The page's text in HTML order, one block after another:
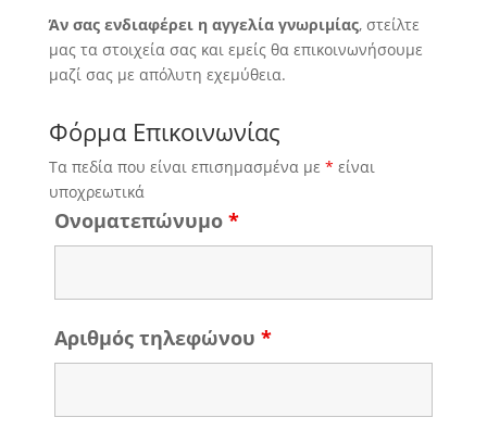
Άν σας ενδιαφέρει η αγγελία γνωριμίας, στείλτε
μας τα στοιχεία σας και εμείς θα επικοινωνήσουμε
μαζί σας με απόλυτη εχεμύθεια.
Φόρμα Επικοινωνίας
Τα πεδία που είναι επισημασμένα με * είναι
υποχρεωτικά
Ονοματεπώνυμο *
Αριθμός τηλεφώνου *